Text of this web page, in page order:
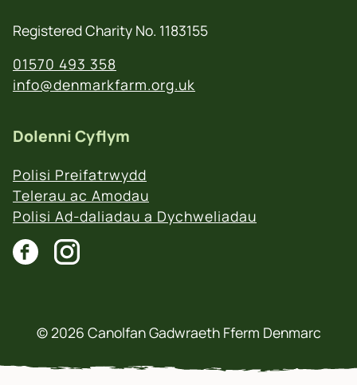
Registered Charity No. 1183155
01570 493 358
info@denmarkfarm.org.uk
Dolenni Cyflym
Polisi Preifatrwydd
Telerau ac Amodau
Polisi Ad-daliadau a Dychweliadau
© 2026 Canolfan Gadwraeth Fferm Denmarc